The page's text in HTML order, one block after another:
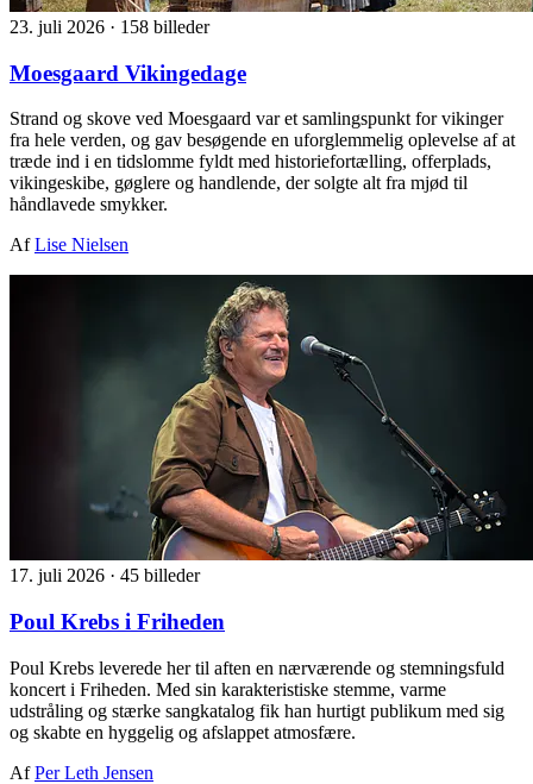
23. juli 2026 · 158 billeder
Moesgaard Vikingedage
Strand og skove ved Moesgaard var et samlingspunkt for vikinger
fra hele verden, og gav besøgende en uforglemmelig oplevelse af at
træde ind i en tidslomme fyldt med historiefortælling, offerplads,
vikingeskibe, gøglere og handlende, der solgte alt fra mjød til
håndlavede smykker.
AfLise Nielsen
17. juli 2026 · 45 billeder
Poul Krebs i Friheden
Poul Krebs leverede her til aften en nærværende og stemningsfuld
koncert i Friheden. Med sin karakteristiske stemme, varme
udstråling og stærke sangkatalog fik han hurtigt publikum med sig
og skabte en hyggelig og afslappet atmosfære.
AfPer Leth Jensen